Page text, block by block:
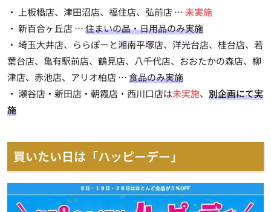
・ 上板橋店、津田沼店、福住店、弘前店 …未実施
・ 新百合ヶ丘店 …住まいの品・日用品のみ実施
・ 埼玉大井店、ららぽーと湘南平塚店、洋光台店、桂台店、若
葉台店、亀有駅前店、鶴見店、八千代店、おおたかの森店、柳
津店、赤池店、アリオ柏店 …食品のみ実施
・ 瀬谷店・新田店・朝霞店・西川口店は未実施、 別企画にて実
施
買いたい日は「ハッピーデー」